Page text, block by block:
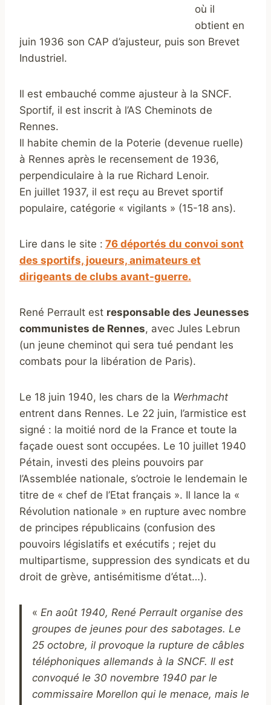
où il
obtient en
juin 1936 son CAP d’ajusteur, puis son Brevet
Industriel.
Il est embauché comme ajusteur à la SNCF.
Sportif, il est inscrit à l’AS Cheminots de
Rennes.
Il habite chemin de la Poterie (devenue ruelle)
à Rennes après le recensement de 1936,
perpendiculaire à la rue Richard Lenoir.
En juillet 1937, il est reçu au Brevet sportif
populaire, catégorie « vigilants » (15-18 ans).
Lire dans le site : 76 déportés du convoi sont
des sportifs, joueurs, animateurs et
dirigeants de clubs avant-guerre.
René Perrault est responsable des Jeunesses
communistes de Rennes, avec Jules Lebrun
(un jeune cheminot qui sera tué pendant les
combats pour la libération de Paris).
Le 18 juin 1940, les chars de la Werhmacht
entrent dans Rennes. Le 22 juin, l’armistice est
signé : la moitié nord de la France et toute la
façade ouest sont occupées. Le 10 juillet 1940
Pétain, investi des pleins pouvoirs par
l’Assemblée nationale, s’octroie le lendemain le
titre de « chef de l’Etat français ». Il lance la «
Révolution nationale » en rupture avec nombre
de principes républicains (confusion des
pouvoirs législatifs et exécutifs ; rejet du
multipartisme, suppression des syndicats et du
droit de grève, antisémitisme d’état…).
« En août 1940, René Perrault organise des
groupes de jeunes pour des sabotages. Le
25 octobre, il provoque la rupture de câbles
téléphoniques allemands à la SNCF. Il est
convoqué le 30 novembre 1940 par le
commissaire Morellon qui le menace, mais le